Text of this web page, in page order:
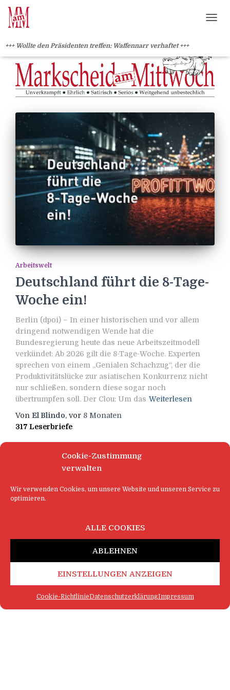
Cookie-Zustimmung
verwalten
Wir verwenden Cookies, um unsere Website und unseren Service zu
optimieren.
ALLE COOKIES
ABLEHNEN
EINSTELLUNGEN ANZEIGEN
Cookie-RichtlinieDatenschutzerklärungImpressum
+++ Wollte den Präsidenten treffen: Waffennarr verhaftet +++
Arbeitswelt
Deutschland führt die 8-Tage-
Woche ein!
Berlin (dpoi) – In einer historischen und vor allem
dringend notwendigen Wende hat die
Bundesregierung heute das neue Arbeitszeitmodell
verkündet: Ab 2026 gilt die 8-Tage-Woche. Experten
sprechen von einem „Genialen Schachzug“, der die
Produktivitätslücke zur asiatischen Konkurrenz nicht
nur schließen, sondern diese sogar noch
übertrumpfen soll. Der Clou: Um das Weiterlesen
Von El Blindo, vor 8 Monaten
317 Leserbriefe